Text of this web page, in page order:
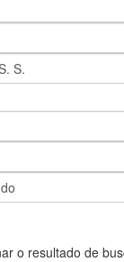
o resultado de